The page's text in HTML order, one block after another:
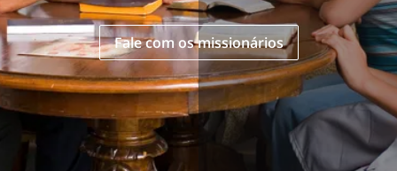
Fale com os missionários